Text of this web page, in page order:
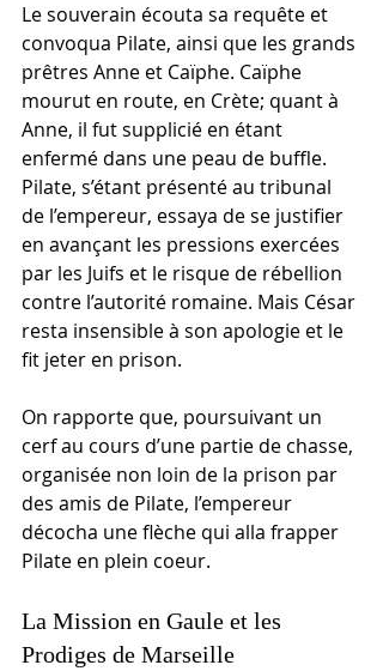
Le souverain écouta sa requête et
convoqua Pilate, ainsi que les grands
prêtres Anne et Caïphe. Caïphe
mourut en route, en Crète; quant à
Anne, il fut supplicié en étant
enfermé dans une peau de buffle.
Pilate, s’étant présenté au tribunal
de l’empereur, essaya de se justifier
en avançant les pressions exercées
par les Juifs et le risque de rébellion
contre l’autorité romaine. Mais César
resta insensible à son apologie et le
fit jeter en prison.
On rapporte que, poursuivant un
cerf au cours d’une partie de chasse,
organisée non loin de la prison par
des amis de Pilate, l’empereur
décocha une flèche qui alla frapper
Pilate en plein coeur.
La Mission en Gaule et les
Prodiges de Marseille